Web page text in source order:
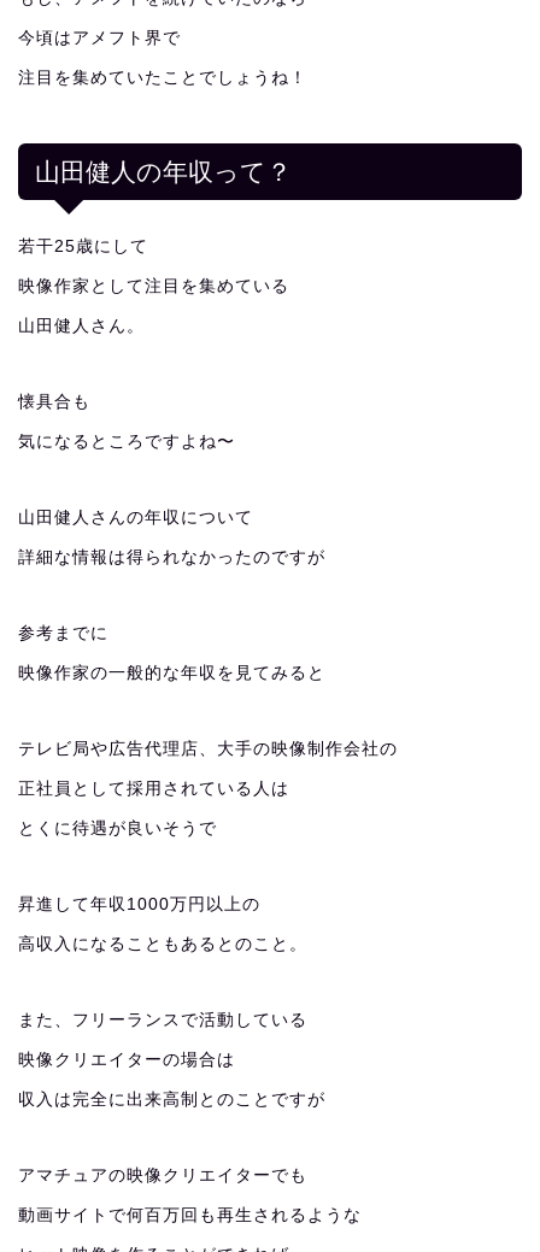
今頃はアメフト界で
注目を集めていたことでしょうね！
山田健人の年収って？
若干25歳にして
映像作家として注目を集めている
山田健人さん。
懐具合も
気になるところですよね〜
山田健人さんの年収について
詳細な情報は得られなかったのですが
参考までに
映像作家の一般的な年収を見てみると
テレビ局や広告代理店、大手の映像制作会社の
正社員として採用されている人は
とくに待遇が良いそうで
昇進して年収1000万円以上の
高収入になることもあるとのこと。
また、フリーランスで活動している
映像クリエイターの場合は
収入は完全に出来高制とのことですが
アマチュアの映像クリエイターでも
動画サイトで何百万回も再生されるような